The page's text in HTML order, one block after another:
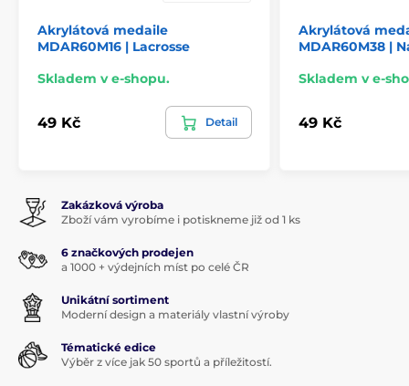
Akrylátová medaile
MDAR60M16 | Lacrosse
Skladem v e-shopu.
49 Kč Detail
Akrylátová
MDAR60M38 |
Skladem v e-
49 Kč
Zakázková výroba
Zboží vám vyrobíme i potiskneme již od 1 ks
6 značkových prodejen
a 1000 + výdejních míst po celé ČR
Unikátní sortiment
Moderní design a materiály vlastní výroby
Tématické edice
Výběr z více jak 50 sportů a příležitostí.